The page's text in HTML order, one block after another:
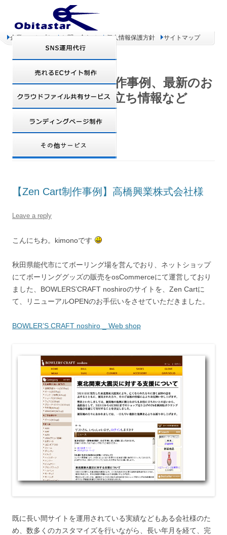
企業コンセプト お問い合わせ 個人情報保護方針 サイトマップ
オビタスター 制作事例、最新のお
得情報、お役立ち情報など
TAG ARCHIVES:OPENLASZLO
【Zen Cart制作事例】高橋興業株式会社様
Leave a reply
こんにちわ。kimonoです
秋田県能代市にてボーリング場を営んでおり、ネットショップ
にてボーリンググッズの販売をosCommerceにて運営しており
ました、BOWLERS’CRAFT noshiroのサイトを、Zen Cartに
て、リニューアルOPENのお手伝いをさせていただきました。
BOWLER’S CRAFT noshiro _ Web shop
既に長い間サイトを運用されている実績などもある会社様のた
め、数多くのカスタマイズを行いながら、長い年月を経て、完